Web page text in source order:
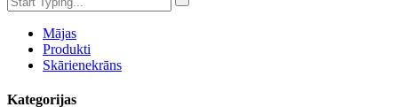
Mājas
Produkti
Skārienekrāns
Kategorijas